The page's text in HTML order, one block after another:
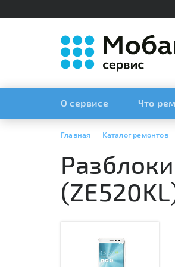
О сервисе Что
Главная Каталог ремонтов